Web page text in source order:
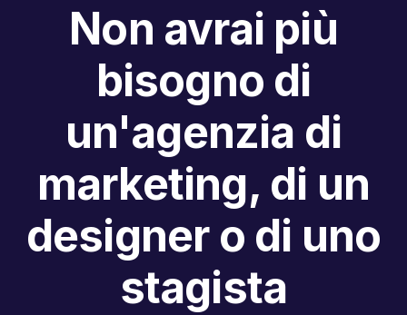
Non avrai più
bisogno di
un'agenzia di
marketing, di un
designer o di uno
stagista